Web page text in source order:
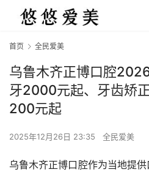
首页 全民爱美
乌鲁木齐正博口腔
牙2000元起、牙齿矫
200元起
2025年12月26日 23:35 全民爱美
乌鲁木齐正博口腔作为当地提供